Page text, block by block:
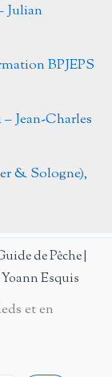
Julian
BPJEPS
Jean-Charles
& Sologne),
de Pêche |
Esquis
et en